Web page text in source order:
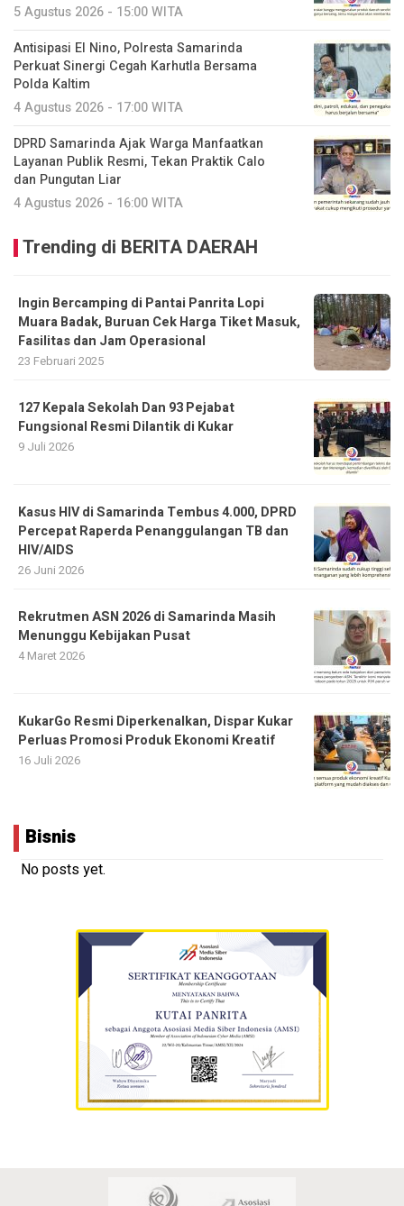
5 Agustus 2026 - 15:00 WITA
Antisipasi El Nino, Polresta Samarinda
Perkuat Sinergi Cegah Karhutla Bersama
Polda Kaltim
4 Agustus 2026 - 17:00 WITA
DPRD Samarinda Ajak Warga Manfaatkan
Layanan Publik Resmi, Tekan Praktik Calo
dan Pungutan Liar
4 Agustus 2026 - 16:00 WITA
Trending di BERITA DAERAH
Ingin Bercamping di Pantai Panrita Lopi
Muara Badak, Buruan Cek Harga Tiket Masuk,
Fasilitas dan Jam Operasional
23 Februari 2025
127 Kepala Sekolah Dan 93 Pejabat
Fungsional Resmi Dilantik di Kukar
9 Juli 2026
Kasus HIV di Samarinda Tembus 4.000, DPRD
Percepat Raperda Penanggulangan TB dan
HIV/AIDS
26 Juni 2026
Rekrutmen ASN 2026 di Samarinda Masih
Menunggu Kebijakan Pusat
4 Maret 2026
KukarGo Resmi Diperkenalkan, Dispar Kukar
Perluas Promosi Produk Ekonomi Kreatif
16 Juli 2026
Bisnis
No posts yet.